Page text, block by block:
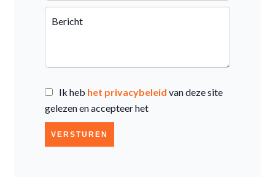
Ik heb het privacybeleid van deze site
gelezen en accepteer het
VERSTUREN